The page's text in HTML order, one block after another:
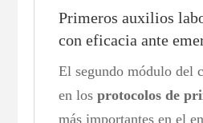
Primeros auxilios
con eficacia ante
El segundo módulo del
en losprotocolos de
más importantes en el